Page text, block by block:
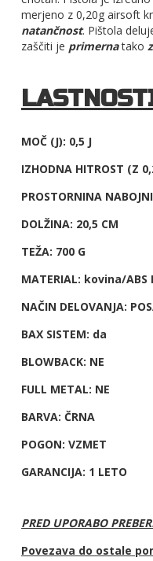
merjeno z 0,20g airsoft
natančnost. Pištola
zaščiti je primernatako
MOČ (J): 0,5 J
IZHODNA HITROST (Z
PROSTORNINA
DOLŽINA: 20,5 CM
TEŽA: 700 G
MATERIAL: kovina/
NAČIN DELOVANJA:
BAX SISTEM: da
BLOWBACK: NE
FULL METAL: NE
BARVA: ČRNA
POGON: VZMET
GARANCIJA: 1 LETO
PRED UPORABO
Povezava do ostale